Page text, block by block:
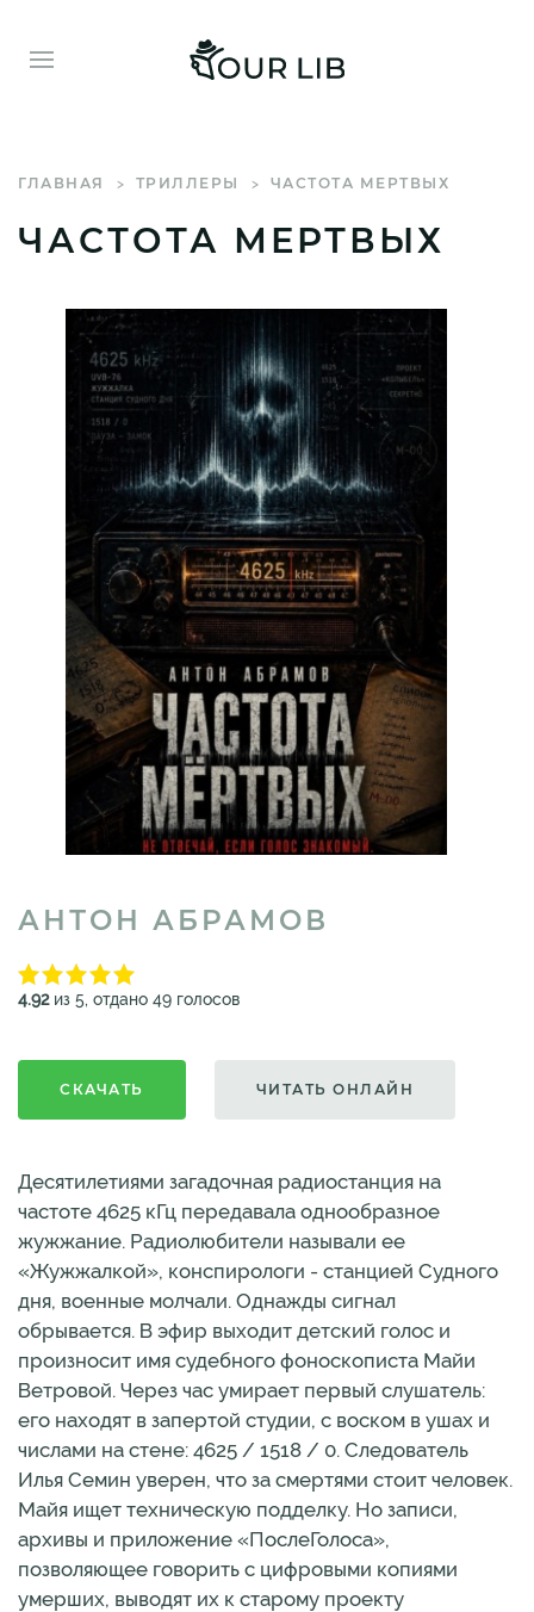
ГЛАВНАЯ ТРИЛЛЕРЫ ЧАСТОТА МЕРТВЫХ
ЧАСТОТА МЕРТВЫХ
АНТОН АБРАМОВ
4.92из 5, отдано 49 голосов
СКАЧАТЬ ЧИТАТЬ ОНЛАЙН
Десятилетиями загадочная радиостанция на
частоте 4625 кГц передавала однообразное
жужжание. Радиолюбители называли ее
«Жужжалкой», конспирологи - станцией Судного
дня, военные молчали. Однажды сигнал
обрывается. В эфир выходит детский голос и
произносит имя судебного фоноскописта Майи
Ветровой. Через час умирает первый слушатель:
его находят в запертой студии, с воском в ушах и
числами на стене: 4625 / 1518 / 0. Следователь
Илья Семин уверен, что за смертями стоит человек.
Майя ищет техническую подделку. Но записи,
архивы и приложение «ПослеГолоса»,
позволяющее говорить с цифровыми копиями
умерших, выводят их к старому проекту